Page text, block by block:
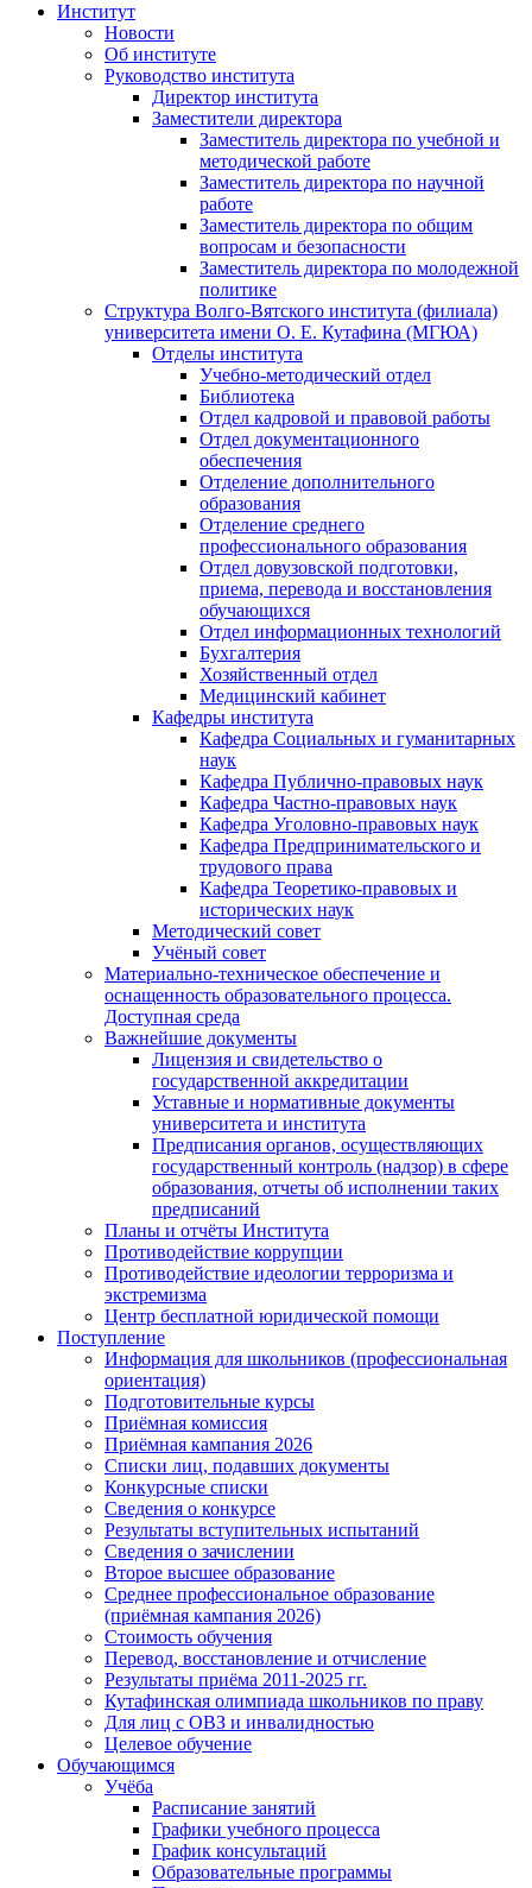
Институт
Новости
Об институте
Руководство института
Директор института
Заместители директора
Заместитель директора по учебной и
методической работе
Заместитель директора по научной
работе
Заместитель директора по общим
вопросам и безопасности
Заместитель директора по молодежной
политике
Структура Волго-Вятского института (филиала)
университета имени О. Е. Кутафина (МГЮА)
Отделы института
Учебно-методический отдел
Библиотека
Отдел кадровой и правовой работы
Отдел документационного
обеспечения
Отделение дополнительного
образования
Отделение среднего
профессионального образования
Отдел довузовской подготовки,
приема, перевода и восстановления
обучающихся
Отдел информационных технологий
Бухгалтерия
Хозяйственный отдел
Медицинский кабинет
Кафедры института
Кафедра Социальных и гуманитарных
наук
Кафедра Публично-правовых наук
Кафедра Частно-правовых наук
Кафедра Уголовно-правовых наук
Кафедра Предпринимательского и
трудового права
Кафедра Теоретико-правовых и
исторических наук
Методический совет
Учёный совет
Материально-техническое обеспечение и
оснащенность образовательного процесса.
Доступная среда
Важнейшие документы
Лицензия и свидетельство о
государственной аккредитации
Уставные и нормативные документы
университета и института
Предписания органов, осуществляющих
государственный контроль (надзор) в сфере
образования, отчеты об исполнении таких
предписаний
Планы и отчёты Института
Противодействие коррупции
Противодействие идеологии терроризма и
экстремизма
Центр бесплатной юридической помощи
Поступление
Информация для школьников (профессиональная
ориентация)
Подготовительные курсы
Приёмная комиссия
Приёмная кампания 2026
Списки лиц, подавших документы
Конкурсные списки
Сведения о конкурсе
Результаты вступительных испытаний
Сведения о зачислении
Второе высшее образование
Среднее профессиональное образование
(приёмная кампания 2026)
Стоимость обучения
Перевод, восстановление и отчисление
Результаты приёма 2011-2025 гг.
Кутафинская олимпиада школьников по праву
Для лиц с ОВЗ и инвалидностью
Целевое обучение
Обучающимся
Учёба
Расписание занятий
Графики учебного процесса
График консультаций
Образовательные программы